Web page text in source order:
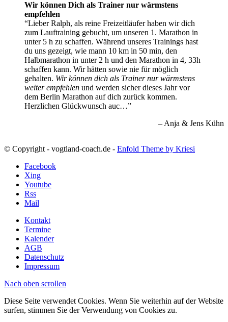
Wir können Dich als Trainer nur wärmstens
empfehlen
Lieber Ralph, als reine Freizeitläufer haben wir dich
zum Lauftraining gebucht, um unseren 1. Marathon in
unter 5 h zu schaffen. Während unseres Trainings hast
du uns gezeigt, wie mann 10 km in 50 min, den
Halbmarathon in unter 2 h und den Marathon in 4, 33h
schaffen kann. Wir hätten sowie nie für möglich
gehalten. Wir können dich als Trainer nur wärmstens
weiter empfehlen und werden sicher dieses Jahr vor
dem Berlin Marathon auf dich zurück kommen.
Herzlichen Glückwunsch auc…
Anja & Jens Kühn
© Copyright - vogtland-coach.de - Enfold Theme by Kriesi
Facebook
Xing
Youtube
Rss
Mail
Kontakt
Termine
Kalender
AGB
Datenschutz
Impressum
Nach oben scrollen
Diese Seite verwendet Cookies. Wenn Sie weiterhin auf der Website
surfen, stimmen Sie der Verwendung von Cookies zu.